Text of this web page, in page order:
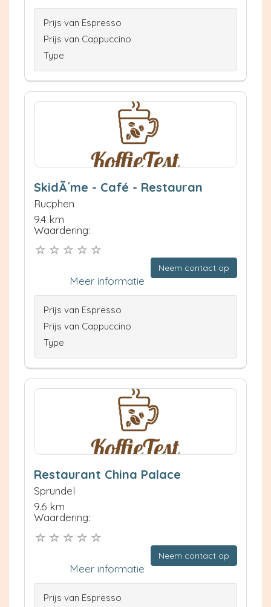
Prijs van Espresso
Prijs van Cappuccino
Type
SkidÃ´me - Café - Restauran
Rucphen
9.4 km
Waardering:
Neem contact op
Meer informatie
Prijs van Espresso
Prijs van Cappuccino
Type
Restaurant China Palace
Sprundel
9.6 km
Waardering:
Neem contact op
Meer informatie
Prijs van Espresso